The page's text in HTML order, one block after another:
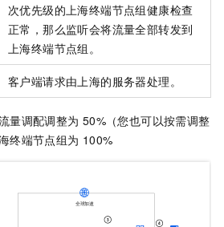
次优先级的上海终端节点组健康检查
正常，那么监听会将流量全部转发到
上海终端节点组。
客户端请求由上海的服务器处理。
量调配调整为 50%（您也可以按需调整
终端节点组为 100%